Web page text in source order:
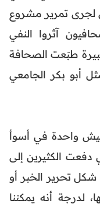
لجرى تمرير مشروع
صحافيون آثروا النفي
كبيرة طبَعت الصحافة
أبو بكر الجامعي
واحدة في أسوأ
الكثيرين إلى
شكل تحرير الخبر أو
لدرجة أنه يمكننا